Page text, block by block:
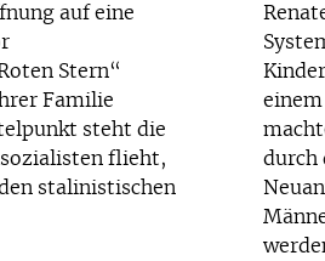
auf eine
Stern“
Familie
steht die
flieht,
stalinistischen
einem
durch